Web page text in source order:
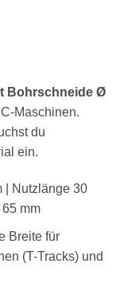
Bohrschneide Ø
Maschinen.
du
ein.
| Nutzlänge 30
mm
Breite für
(T-Tracks) und